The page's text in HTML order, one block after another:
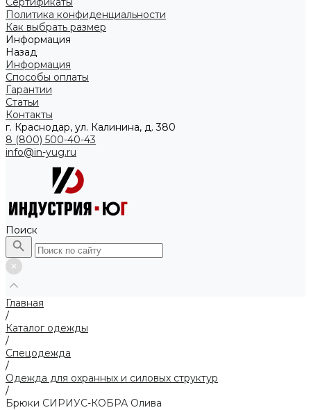
Политика конфиденциальности
Как выбрать размер
Информация
Назад
Информация
Способы оплаты
Гарантии
Статьи
Контакты
г. Краснодар, ул. Калинина, д. 380
8 (800) 500-40-43
info@in-yug.ru
Поиск
Главная
/
Каталог одежды
/
Спецодежда
/
Одежда для охранных и силовых структур
/
Брюки СИРИУС-КОБРА Олива